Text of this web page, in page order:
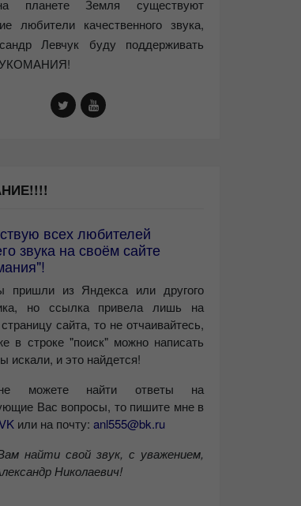
планете Земля существуют
любители качественного звука,
Левчук буду поддерживать
всех любителей
звука на своём сайте
пришли из Яндекса или другого
но ссылка привела лишь на
сайта, то не отчаивайтесь,
в строке "поиск" можно написать
искали, и это найдется!
можете найти ответы на
Вас вопросы, то пишите мне в
или на почту: anl555@bk.ru
найти свой звук, с уважением,
Николаевич!